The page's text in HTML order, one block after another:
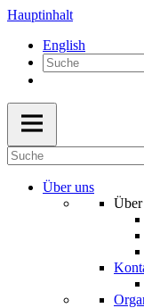
Hauptinhalt
English
Über uns